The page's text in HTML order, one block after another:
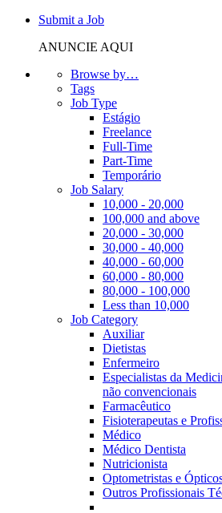
Submit a Job
ANUNCIE AQUI
Browse by…
Tags
Job Type
Estágio
Freelance
Full-Time
Part-Time
Temporário
Job Salary
10,000 - 20,000
100,000 and above
20,000 - 30,000
30,000 - 40,000
40,000 - 60,000
60,000 - 80,000
80,000 - 100,000
Less than 10,000
Job Category
Auxiliar
Dietistas
Enfermeiro
Especialistas da
não convencionais
Farmacêutico
Fisioterapeutas e
Médico
Médico Dentista
Nutricionista
Optometristas e
Outros Profissionais